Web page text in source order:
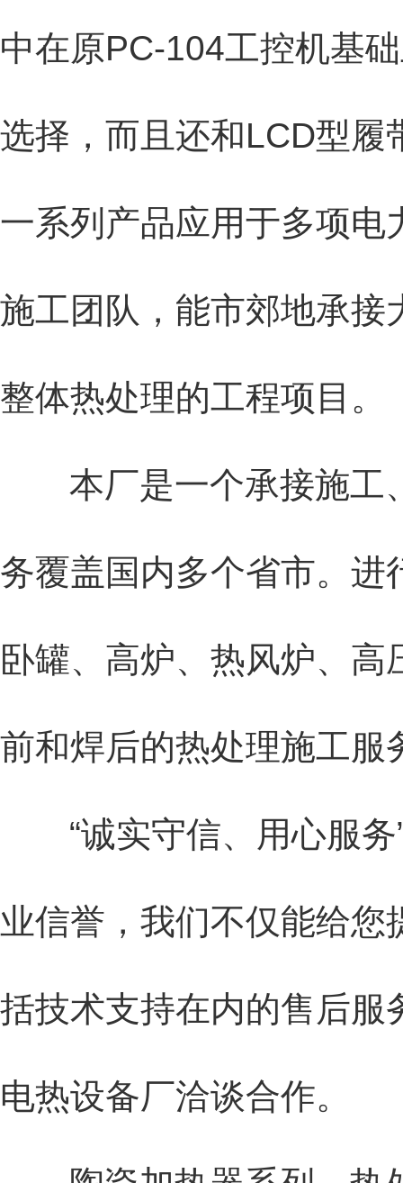
中在原PC-104工控机基
选择，而且还和LCD型履
一系列产品应用于多项电
施工团队，能市郊地承接
整体热处理的工程项目。
本厂是一个承接施工
务覆盖国内多个省市。进
卧罐、高炉、热风炉、
前和焊后的热处理施工服
“诚实守信、用心服务”
业信誉，我们不仅能给
括技术支持在内的售后服
电热设备厂洽谈合作。